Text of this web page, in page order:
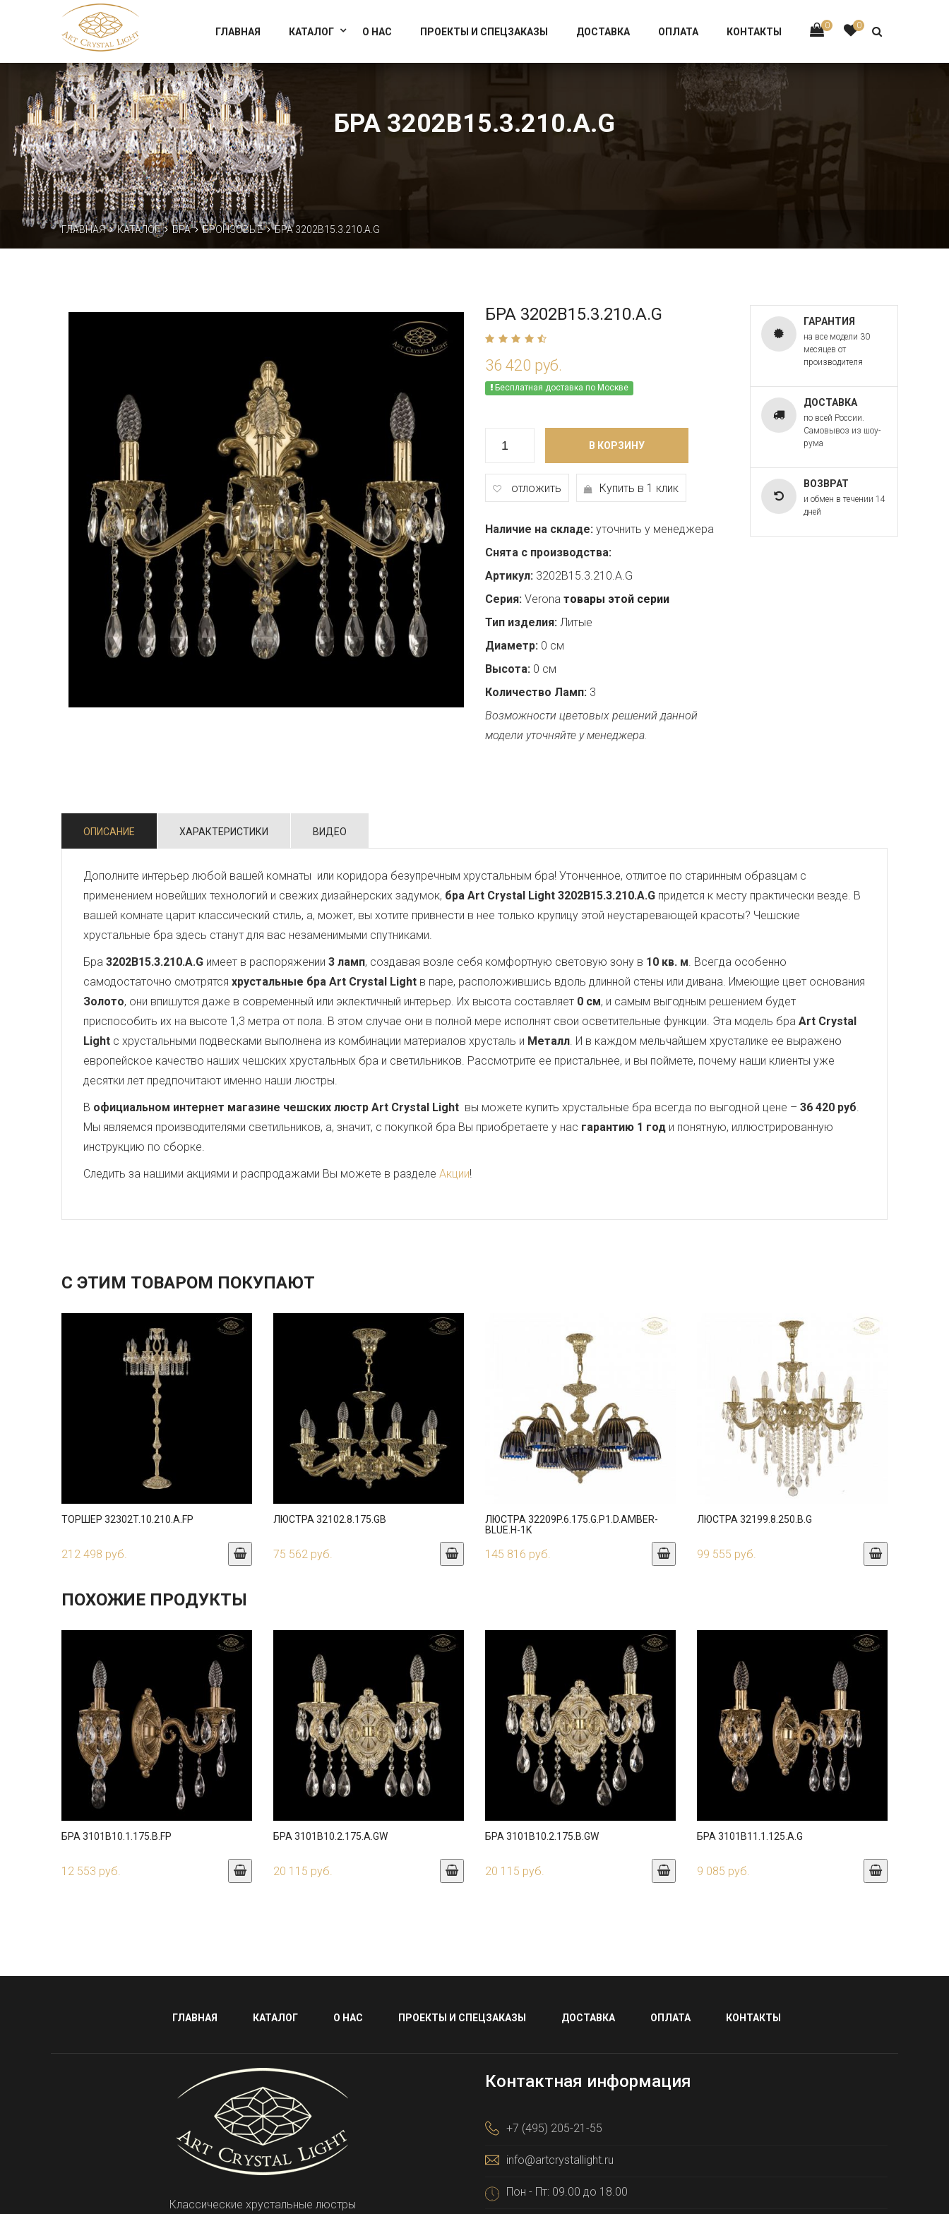
Официальный магазин фабрики Art Crystal Light
0 0
ГЛАВНАЯ КАТАЛОГ О НАС ПРОЕКТЫ И СПЕЦЗАКАЗЫ ДОСТАВКА ОПЛАТА КОНТАКТЫ
БРА 3202B15.3.210.A.G
ГЛАВНАЯ КАТАЛОГ БРА БРОНЗОВЫЕ БРА 3202B15.3.210.A.G
БРА 3202B15.3.210.A.G
36 420 руб.
Бесплатная доставка по Москве
В КОРЗИНУ
отложить Купить в 1 клик
Наличие на складе: уточнить у менеджера
Снята с производства:
Артикул: 3202B15.3.210.A.G
Серия: Verona товары этой серии
Тип изделия: Литые
Диаметр: 0 см
Высота: 0 см
Количество Ламп: 3
Возможности цветовых решений данной
модели уточняйте у менеджера.
ГАРАНТИЯ
на все модели 30
месяцев от
производителя
ДОСТАВКА
по всей России.
Самовывоз из шоу-
рума
ВОЗВРАТ
и обмен в течении 14
дней
ОПИСАНИЕ ХАРАКТЕРИСТИКИ ВИДЕО
Дополните интерьер любой вашей комнаты или коридора безупречным хрустальным бра! Утонченное, отлитое по старинным образцам с
применением новейших технологий и свежих дизайнерских задумок, бра Art Crystal Light 3202B15.3.210.A.G придется к месту практически везде. В
вашей комнате царит классический стиль, а, может, вы хотите привнести в нее только крупицу этой неустаревающей красоты? Чешские
хрустальные бра здесь станут для вас незаменимыми спутниками.
Бра 3202B15.3.210.A.G имеет в распоряжении 3 ламп, создавая возле себя комфортную световую зону в 10 кв. м. Всегда особенно
самодостаточно смотрятся хрустальные бра Art Crystal Light в паре, расположившись вдоль длинной стены или дивана. Имеющие цвет основания
Золото, они впишутся даже в современный или эклектичный интерьер. Их высота составляет 0 см, и самым выгодным решением будет
приспособить их на высоте 1,3 метра от пола. В этом случае они в полной мере исполнят свои осветительные функции. Эта модель бра Art Crystal
Light с хрустальными подвесками выполнена из комбинации материалов хрусталь и Металл. И в каждом мельчайшем хрусталике ее выражено
европейское качество наших чешских хрустальных бра и светильников. Рассмотрите ее пристальнее, и вы поймете, почему наши клиенты уже
десятки лет предпочитают именно наши люстры.
В официальном интернет магазине чешских люстр Art Crystal Light вы можете купить хрустальные бра всегда по выгодной цене – 36 420 руб.
Мы являемся производителями светильников, а, значит, с покупкой бра Вы приобретаете у нас гарантию 1 год и понятную, иллюстрированную
инструкцию по сборке.
Следить за нашими акциями и распродажами Вы можете в разделе Акции!
С ЭТИМ ТОВАРОМ ПОКУПАЮТ
ТОРШЕР 32302T.10.210.A.FP
212 498 руб.
ЛЮСТРА 32102.8.175.GB
75 562 руб.
ЛЮСТРА 32209P.6.175.G.P1.D.AMBER-
BLUE.H-1K
145 816 руб.
ЛЮСТРА 32199.8.250.B.G
99 555 руб.
ПОХОЖИЕ ПРОДУКТЫ
БРА 3101B10.1.175.B.FP
12 553 руб.
БРА 3101B10.2.175.A.GW
20 115 руб.
БРА 3101B10.2.175.B.GW
20 115 руб.
БРА 3101B11.1.125.A.G
9 085 руб.
ГЛАВНАЯ КАТАЛОГ О НАС ПРОЕКТЫ И СПЕЦЗАКАЗЫ ДОСТАВКА ОПЛАТА КОНТАКТЫ
Классические хрустальные люстры
Контактная информация
+7 (495) 205-21-55
info@artcrystallight.ru
Пон - Пт: 09.00 до 18.00